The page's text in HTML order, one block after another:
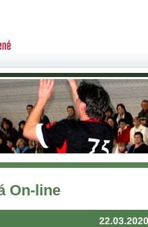
On-line